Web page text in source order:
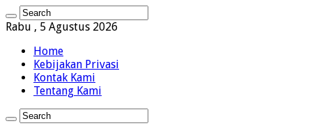
Rabu , 5 Agustus 2026
Home
Kebijakan Privasi
Kontak Kami
Tentang Kami